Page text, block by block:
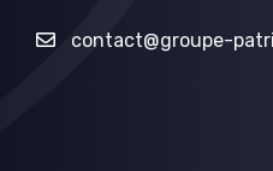
contact@groupe-